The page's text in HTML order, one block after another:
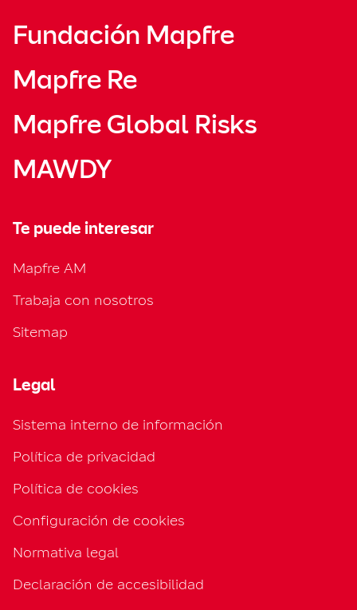
Fundación Mapfre
Mapfre Re
Mapfre Global Risks
MAWDY
Te puede interesar
Mapfre AM
Trabaja con nosotros
Sitemap
Legal
Sistema interno de información
Política de privacidad
Política de cookies
Configuración de cookies
Normativa legal
Declaración de accesibilidad